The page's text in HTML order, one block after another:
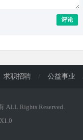
评论
求职招聘 / 公益事业
ALL Rights Reserved.
X1.0